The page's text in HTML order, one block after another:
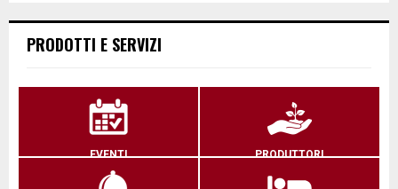
PRODOTTI E SERVIZI
EVENTI PRODUTTORI